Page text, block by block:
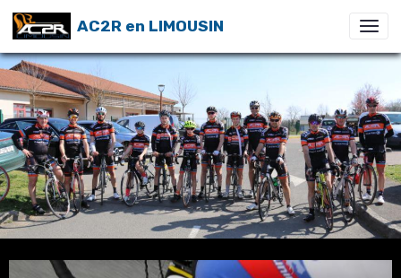
AC2R en LIMOUSIN